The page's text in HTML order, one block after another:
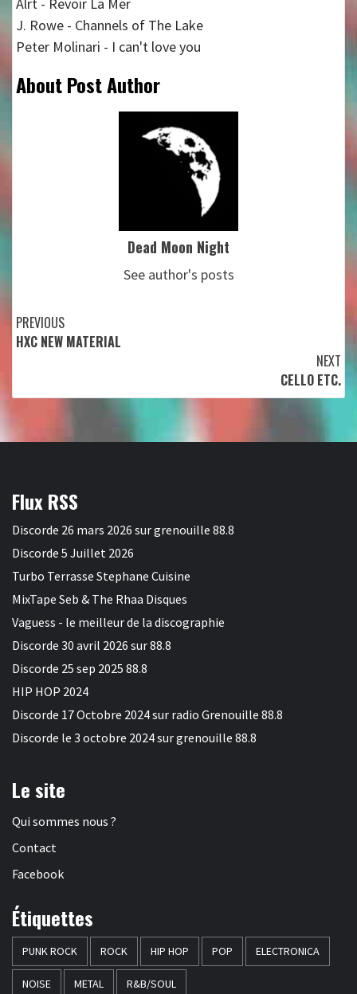
J. Rowe - Channels of The Lake
Peter Molinari - I can't love you
About Post Author
Dead Moon Night
See author's posts
Continue
Reading
PREVIOUS
HXC NEW MATERIAL
NEXT
CELLO ETC.
Flux RSS
Discorde 26 mars 2026 sur grenouille 88.8
Discorde 5 Juillet 2026
Turbo Terrasse Stephane Cuisine
MixTape Seb & The Rhaa Disques
Vaguess - le meilleur de la discographie
Discorde 30 avril 2026 sur 88.8
Discorde 25 sep 2025 88.8
HIP HOP 2024
Discorde 17 Octobre 2024 sur radio Grenouille 88.8
Discorde le 3 octobre 2024 sur grenouille 88.8
Le site
Qui sommes nous ?
Contact
Facebook
Étiquettes
PUNK ROCK ROCK HIP HOP POP ELECTRONICA
NOISE METAL R&B/SOUL